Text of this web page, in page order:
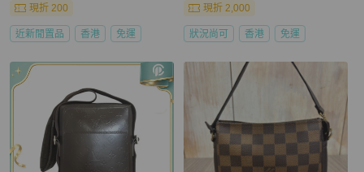
現折 200
近新閒置品 香港 免運
現折 2,000
狀況尚可 香港 免運